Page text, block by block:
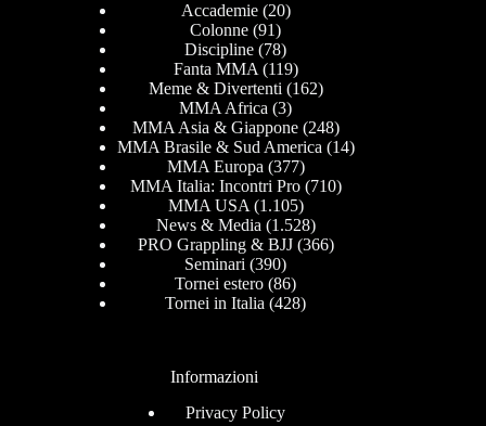
Accademie(20)
Colonne (91)
Discipline (78)
Fanta MMA (119)
Meme & Divertenti (162)
MMA Africa (3)
MMA Asia & Giappone(248)
MMA Brasile & Sud America (14)
MMA Europa (377)
MMA Italia: Incontri Pro(710)
MMA USA (1.105)
News & Media (1.528)
PRO Grappling & BJJ(366)
Seminari (390)
Tornei estero (86)
Tornei in Italia (428)
Informazioni
Privacy Policy